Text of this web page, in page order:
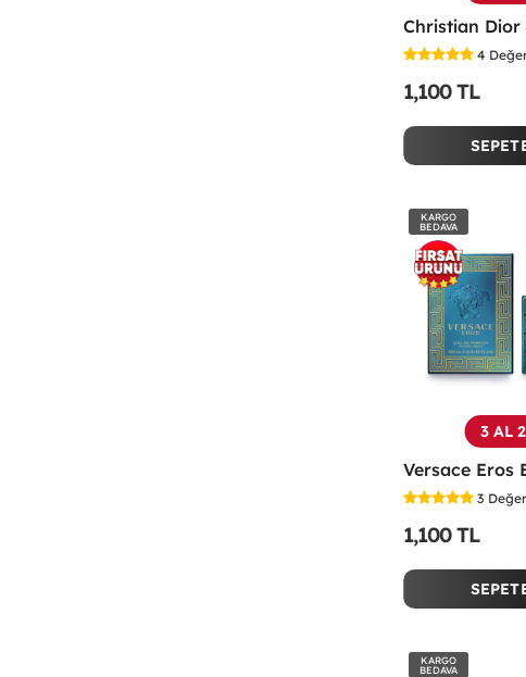
4
1,100 TL
KARGO
BEDAVA
3 AL
3
1,100 TL
KARGO
BEDAVA